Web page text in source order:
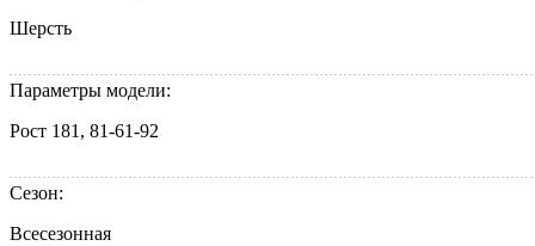
Шерсть
Параметры модели:
Рост 181, 81-61-92
Сезон:
Всесезонная